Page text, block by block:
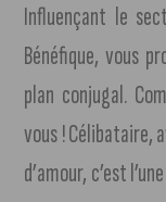
Influençant le
Bénéfique, vous
plan conjugal.
vous ! Célibataire,
d’amour, c’est